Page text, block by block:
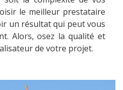
le meilleur prestataire
un résultat qui peut vous
Alors, osez la qualité et
de votre projet.